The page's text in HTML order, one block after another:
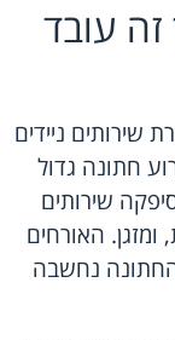
עובד
ניידים
חתונה גדול
שירותים
האורחים
נחשבה